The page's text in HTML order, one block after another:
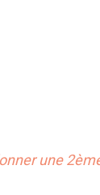
une